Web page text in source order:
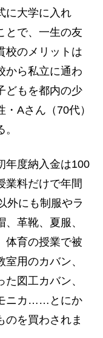
に大学に入れ
とで、一生の友
校のメリットは
から私立に通わ
もを都内の少
Aさん（70代）
年度納入金は100
業料だけで年間
外にも制服やラ
革靴、夏服、
体育の授業で被
用のカバン、
図工カバン、
ニカ……とにか
のを買わされま